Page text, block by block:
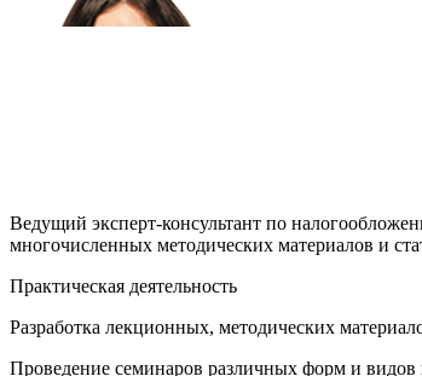
Ведущий эксперт-консультант по
многочисленных методических материалов и
Практическая деятельность
Разработка лекционных, методических
Проведение семинаров различных форм и